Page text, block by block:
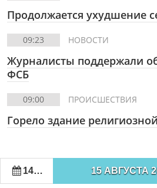
Продолжается ухудшение
09:23 НОВОСТИ
Журналисты поддержали
ФСБ
09:00 ПРОИСШЕСТВИЯ
Горело здание
14 АВГУСТА 2008 15 АВГУСТА